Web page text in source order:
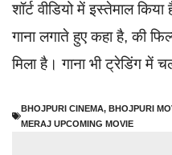
शॉर्ट वीडियो में इस्तेमाल
गाना लगाते हुए कहा है, की
मिला है। गाना भी ट्रेडिंग में
BHOJPURI CINEMA, BHOJPURI
MERAJ UPCOMING MOVIE